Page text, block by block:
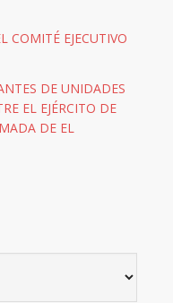
COMITÉ EJECUTIVO
DE UNIDADES
EL EJÉRCITO DE
DE EL